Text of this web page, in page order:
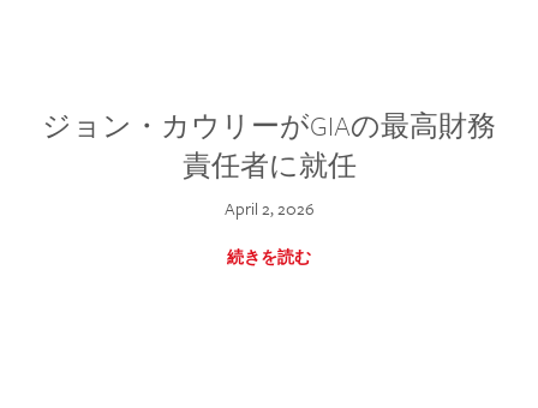
ジョン・カウリーがGIAの最高財務
責任者に就任
April 2, 2026
続きを読む